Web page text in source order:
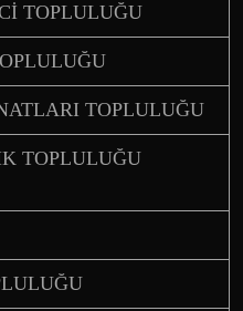
TOPLULUĞU
TOPLULUĞU
TOPLULUĞU